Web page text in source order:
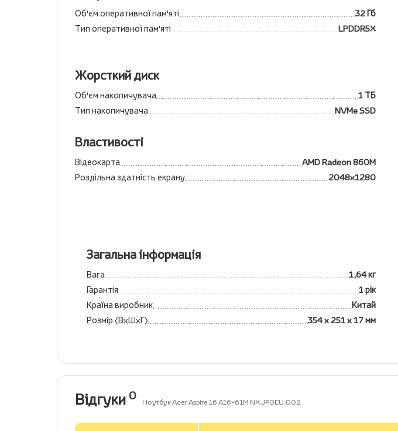
Об'єм оперативної пам'яті
32 Гб
Тип оперативної пам'яті
LPDDR5X
Жорсткий диск
Об'єм накопичувача
1 ТБ
Тип накопичувача
NVMe SSD
Властивості
Відеокарта
AMD Radeon 860M
Роздільна здатність екрану
2048x1280
Загальна інформація
Вага
1,64 кг
Гарантія
1 рік
Країна виробник
Китай
Розмір (ВхШхГ)
354 х 251 х 17 мм
Відгуки 0 Ноутбук Acer Aspire 16 A16-61M NX.JP0EU.002